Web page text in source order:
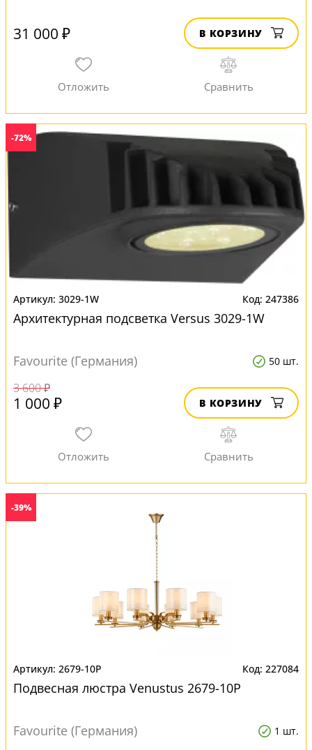
31 000 ₽ В КОРЗИНУ
-72%
3029-1W 247386
Архитектурная подсветка Versus 3029-1W
Favourite (Германия) 50 шт.
3 600 ₽
1 000 ₽ В КОРЗИНУ
-39%
2679-10P 227084
Подвесная люстра Venustus 2679-10P
Favourite (Германия) 1 шт.